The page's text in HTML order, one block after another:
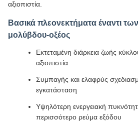
αξιοπιστία.
Βασικά πλεονεκτήματα έναντι
μολύβδου-οξέος
Εκτεταμένη διάρκεια ζωής
αξιοπιστία
Συμπαγής και ελαφρύς
εγκατάσταση
Υψηλότερη ενεργειακή
περισσότερο ρεύμα εξόδου